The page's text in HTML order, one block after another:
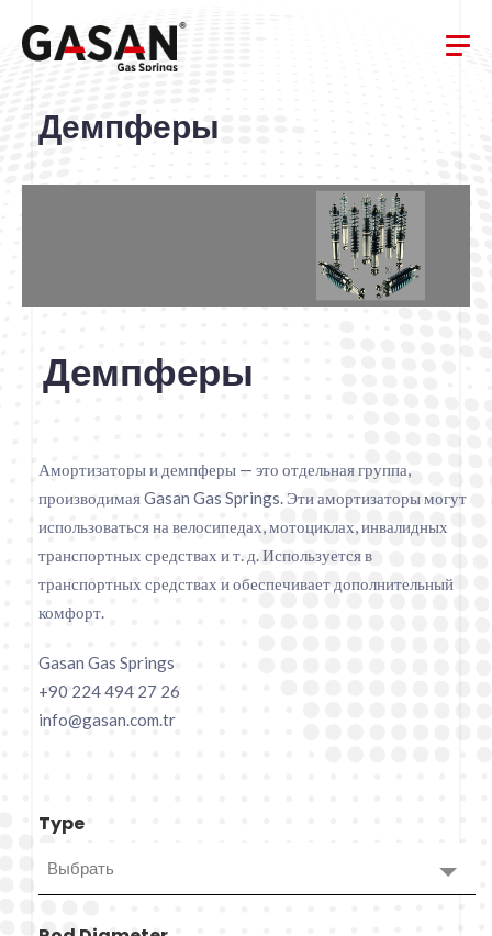
Демпферы
Демпферы
Амортизаторы и демпферы — это отдельная группа,
производимая Gasan Gas Springs. Эти амортизаторы могут
использоваться на велосипедах, мотоциклах, инвалидных
транспортных средствах и т. д. Используется в
транспортных средствах и обеспечивает дополнительный
комфорт.
Gasan Gas Springs
+90 224 494 27 26
info@gasan.com.tr
Type
Выбрать